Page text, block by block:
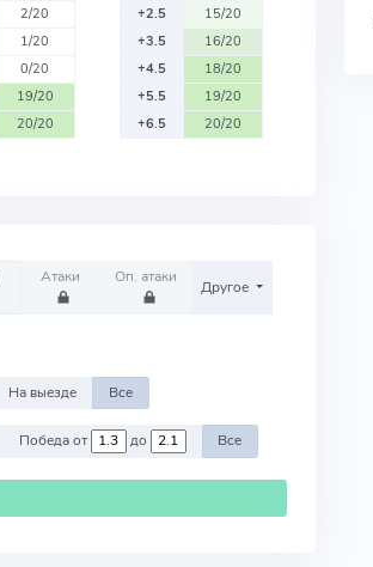
2/20
1/20
0/20
19/20
20/20
+2.5
15/20
+3.5
16/20
+4.5
18/20
+5.5
19/20
+6.5
20/20
Атаки Оп. атаки
Другое
На выезде Все
Победа от до Все